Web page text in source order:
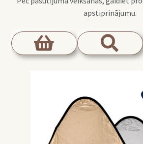
apstiprinājumu.